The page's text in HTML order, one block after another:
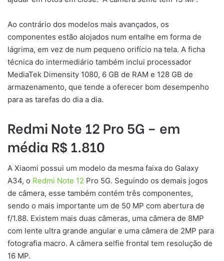
Ao contrário dos modelos mais avançados, os
componentes estão alojados num entalhe em forma de
lágrima, em vez de num pequeno orifício na tela. A ficha
técnica do intermediário também inclui processador
MediaTek Dimensity 1080, 6 GB de RAM e 128 GB de
armazenamento, que tende a oferecer bom desempenho
para as tarefas do dia a dia.
Redmi Note 12 Pro 5G – em
média R$ 1.810
A Xiaomi possui um modelo da mesma faixa do Galaxy
A34, o Redmi Note 12 Pro 5G. Seguindo os demais jogos
de câmera, esse também contém três componentes,
sendo o mais importante um de 50 MP com abertura de
f/1.88. Existem mais duas câmeras, uma câmera de 8MP
com lente ultra grande angular e uma câmera de 2MP para
fotografia macro. A câmera selfie frontal tem resolução de
16 MP.